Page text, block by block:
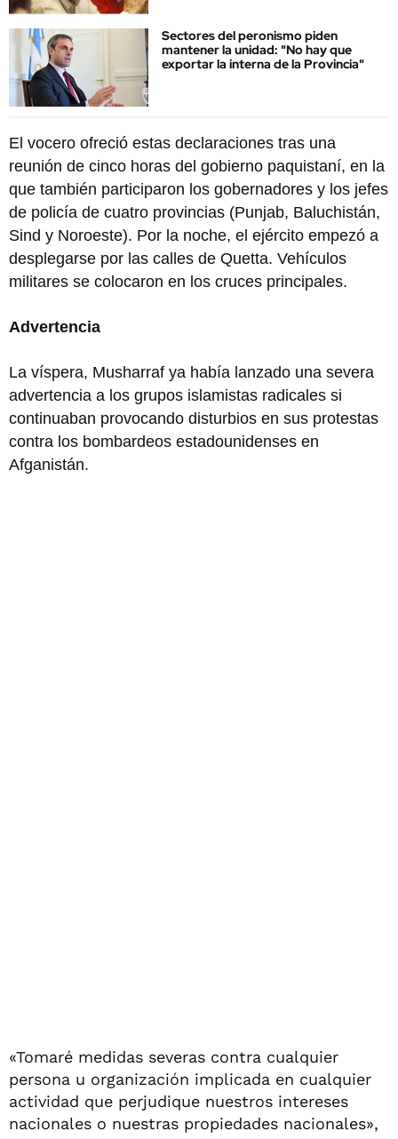
Sectores del peronismo piden
mantener la unidad: "No hay que
exportar la interna de la Provincia"
El vocero ofreció estas declaraciones tras una
reunión de cinco horas del gobierno paquistaní, en la
que también participaron los gobernadores y los jefes
de policía de cuatro provincias (Punjab, Baluchistán,
Sind y Noroeste). Por la noche, el ejército empezó a
desplegarse por las calles de Quetta. Vehículos
militares se colocaron en los cruces principales.
Advertencia
La víspera, Musharraf ya había lanzado una severa
advertencia a los grupos islamistas radicales si
continuaban provocando disturbios en sus protestas
contra los bombardeos estadounidenses en
Afganistán.
«Tomaré medidas severas contra cualquier
persona u organización implicada en cualquier
actividad que perjudique nuestros intereses
nacionales o nuestras propiedades nacionales»,